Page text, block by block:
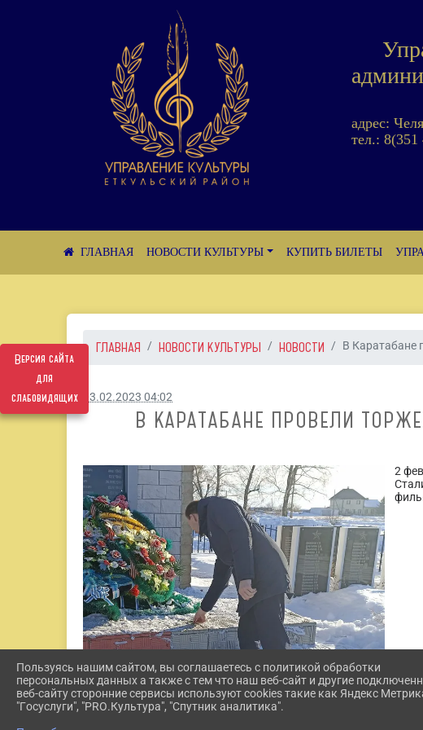
Версия сайта
для
слабовидящих
адрес:
тел.: 8(351
НОВОСТИ КУЛЬТУРЫ КУПИТЬ БИЛЕТЫ
ГЛАВНАЯ НОВОСТИ КУЛЬТУРЫ НОВОСТИ В Каратабане
03.02.2023 04:02
В КАРАТАБАНЕ ПРОВЕЛИ
2
Пользуясь нашим сайтом, вы соглашаетесь с политикой обработки
персональных данных а также с тем что наш веб-сайт и другие
веб-сайту сторонние сервисы используют cookies такие как Яндекс
"Госуслуги", "PRO.Культура", "Спутник аналитика".